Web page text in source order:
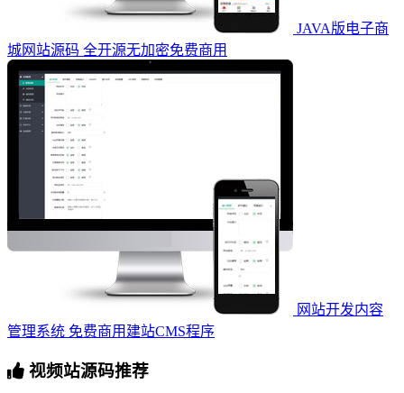
JAVA版电子商
城网站源码 全开源无加密免费商用
网站开发内容
管理系统 免费商用建站CMS程序
视频站源码推荐